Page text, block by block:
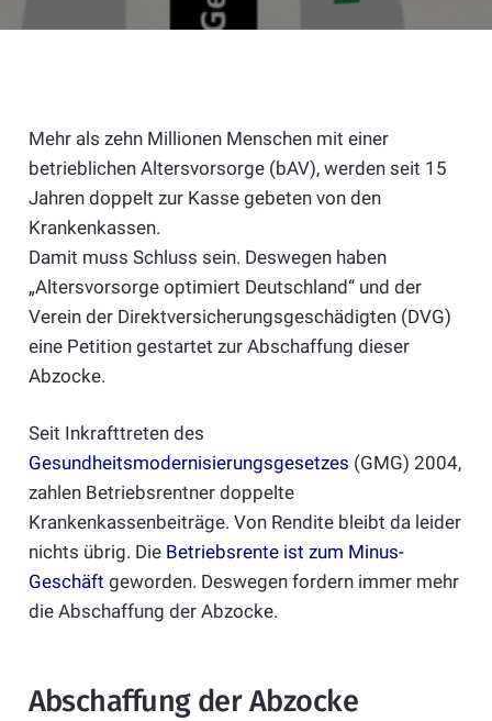
Mehr als zehn Millionen Menschen mit einer
betrieblichen Altersvorsorge (bAV), werden seit 15
Jahren doppelt zur Kasse gebeten von den
Krankenkassen.
Damit muss Schluss sein. Deswegen haben
„Altersvorsorge optimiert Deutschland“ und der
Verein der Direktversicherungsgeschädigten (DVG)
eine Petition gestartet zur Abschaffung dieser
Abzocke.
Seit Inkrafttreten des
Gesundheitsmodernisierungsgesetzes (GMG) 2004,
zahlen Betriebsrentner doppelte
Krankenkassenbeiträge. Von Rendite bleibt da leider
nichts übrig. Die Betriebsrente ist zum Minus-
Geschäft geworden. Deswegen fordern immer mehr
die Abschaffung der Abzocke.
Abschaffung der Abzocke